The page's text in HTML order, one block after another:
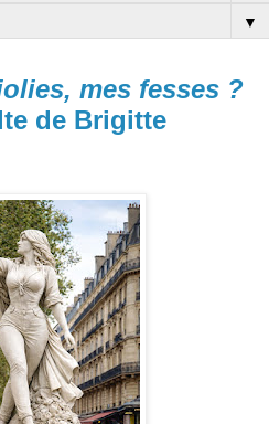
▼
mes fesses ?
de Brigitte